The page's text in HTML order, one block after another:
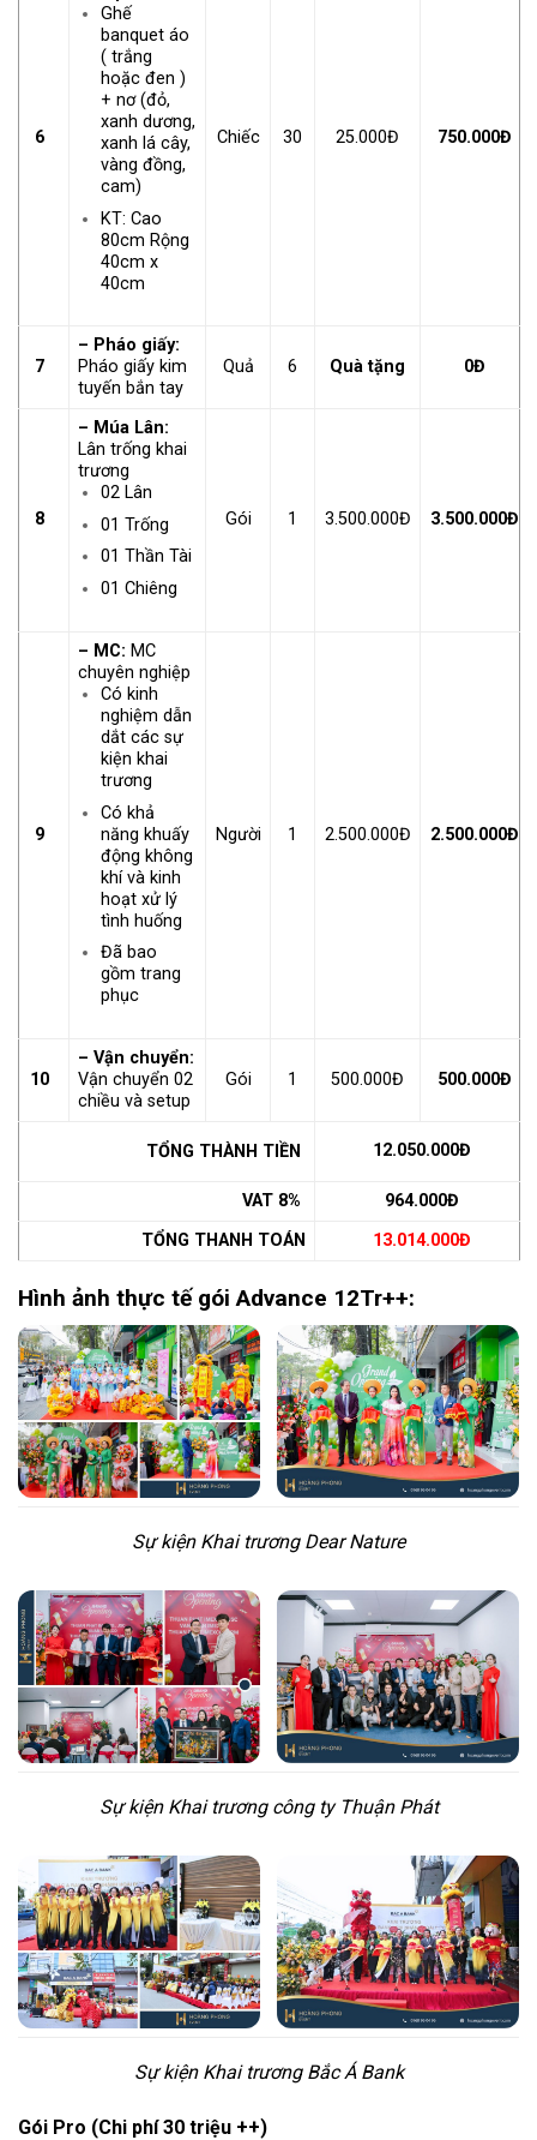
6
Ghế
banquet áo
( trắng
hoặc đen )
+ nơ (đỏ,
xanh dương,
xanh lá cây,
vàng đồng,
cam)
KT: Cao
80cm Rộng
40cm x
40cm
Chiếc 30 25.000Đ 750.000Đ
7
– Pháo giấy:
Pháo giấy kim
tuyến bắn tay
Quả 6 Quà tặng 0Đ
8
– Múa Lân:
Lân trống khai
trương
02 Lân
01 Trống
01 Thần Tài
01 Chiêng
Gói 1 3.500.000Đ 3.500.000Đ
9
– MC: MC
chuyên nghiệp
Có kinh
nghiệm dẫn
dắt các sự
kiện khai
trương
Có khả
năng khuấy
động không
khí và kinh
hoạt xử lý
tình huống
Đã bao
gồm trang
phục
Người 1 2.500.000Đ 2.500.000Đ
10
– Vận chuyển:
Vận chuyển 02
chiều và setup
Gói 1 500.000Đ 500.000Đ
TỔNG THÀNH TIỀN 12.050.000Đ
VAT 8%
964.000Đ
TỔNG THANH TOÁN
13.014.000Đ
Hình ảnh thực tế gói Advance 12Tr++:
Sự kiện Khai trương Dear Nature
Sự kiện Khai trương công ty Thuận Phát
Sự kiện Khai trương Bắc Á Bank
Gói Pro (Chi phí 30 triệu ++)